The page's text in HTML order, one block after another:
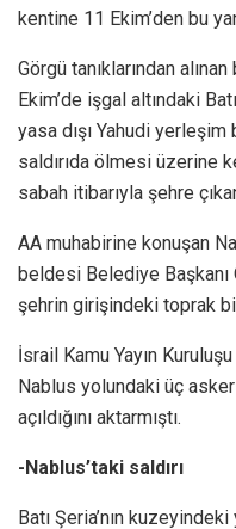
kentine 11 Ekim’den bu
Görgü tanıklarından
Ekim’de işgal altındaki
yasa dışı Yahudi yerleşim
saldırıda ölmesi üzerine
sabah itibarıyla şehre
AA muhabirine konuşan
beldesi Belediye
şehrin girişindeki toprak
İsrail Kamu Yayın
Nablus yolundaki üç
açıldığını aktarmıştı.
-Nablus’taki saldırı
Batı Şeria’nın